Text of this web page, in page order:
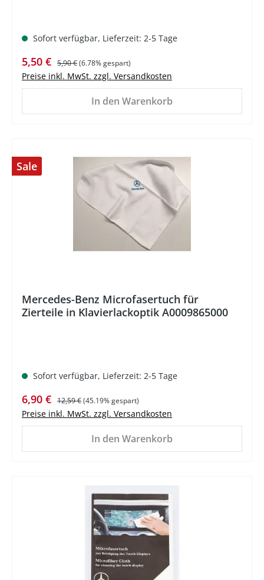
Sofort verfügbar, Lieferzeit: 2-5 Tage
Verkaufspreis:
5,50 € Regulärer Preis:
5,90 €(6.78% gespart)
Preise inkl. MwSt. zzgl. Versandkosten
In den Warenkorb
Sale
Mercedes-Benz Microfasertuch für
Zierteile in Klavierlackoptik A0009865000
Sofort verfügbar, Lieferzeit: 2-5 Tage
Verkaufspreis:
6,90 € Regulärer Preis:
12,59 €(45.19% gespart)
Preise inkl. MwSt. zzgl. Versandkosten
In den Warenkorb